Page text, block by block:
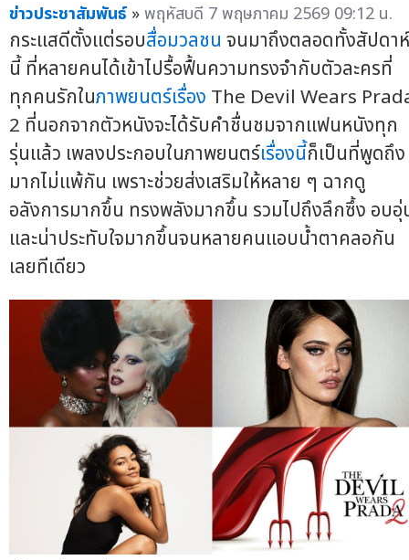
ข่าวประชาสัมพันธ์ »พฤหัสบดี 7 พฤษภาคม 2569 09:12 น.
กระแสดีตั้งแต่รอบสื่อมวลชน จนมาถึงตลอดทั้งสัปดาห์
นี้ ที่หลายคนได้เข้าไปรื้อฟื้นความทรงจำกับตัวละครที่
ทุกคนรักในภาพยนตร์เรื่อง The Devil Wears
2 ที่นอกจากตัวหนังจะได้รับคำชื่นชมจากแฟนหนังทุก
รุ่นแล้ว เพลงประกอบในภาพยนตร์เรื่องนี้ก็เป็นที่พูดถึง
มากไม่แพ้กัน เพราะช่วยส่งเสริมให้หลาย ๆ ฉากดู
อลังการมากขึ้น ทรงพลังมากขึ้น รวมไปถึงลึกซึ้ง อบอุ่
และน่าประทับใจมากขึ้นจนหลายคนแอบน้ำตาคลอกัน
เลยทีเดียว